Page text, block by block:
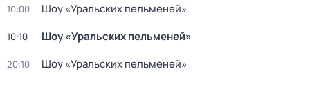
10:00 Шоу «Уральских пельменей»
10:10 Шоу «Уральских пельменей»
20:10 Шоу «Уральских пельменей»